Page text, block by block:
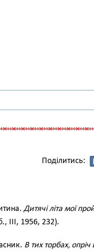
Поділитись:
Дитячі літа мої
ІІІ, 1956, 232).
В тих торбах,